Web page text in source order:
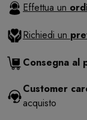
Effettua un
Richiedi un
Consegna al
Customer
acquisto